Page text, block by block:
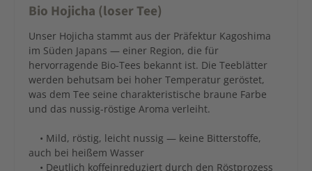
Bio Hojicha (loser Tee)
Unser Hojicha stammt aus der Präfektur Kagoshima
im Süden Japans — einer Region, die für
hervorragende Bio-Tees bekannt ist. Die Teeblätter
werden behutsam bei hoher Temperatur geröstet,
was dem Tee seine charakteristische braune Farbe
und das nussig-röstige Aroma verleiht.
• Mild, röstig, leicht nussig — keine Bitterstoffe,
auch bei heißem Wasser
• Deutlich koffeinreduziert durch den Röstprozess